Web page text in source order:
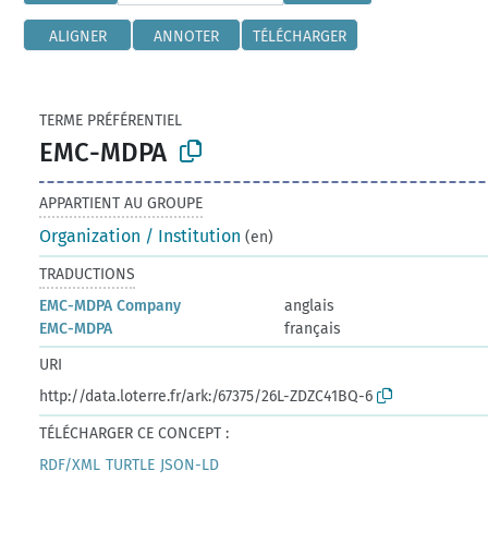
ALIGNER ANNOTER TÉLÉCHARGER
TERME PRÉFÉRENTIEL
EMC-MDPA
APPARTIENT AU GROUPE
Organization / Institution (en)
TRADUCTIONS
EMC-MDPA Company
anglais
EMC-MDPA
français
URI
http://data.loterre.fr/ark:/67375/26L-ZDZC41BQ-6
TÉLÉCHARGER CE CONCEPT :
RDF/XML TURTLE JSON-LD